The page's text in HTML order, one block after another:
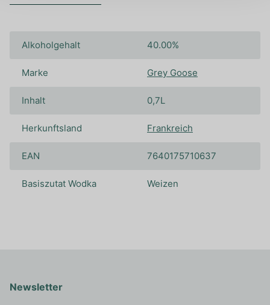
Alkoholgehalt 40.00%
Marke Grey Goose
Inhalt 0,7L
Herkunftsland Frankreich
EAN 7640175710637
Basiszutat Wodka Weizen
Newsletter